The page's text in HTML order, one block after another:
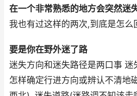
在一个非常熟悉的地方会突然迷
我也有过这样的两次,到底是怎么
要是你在野外迷了路
迷失方向和迷失路径是两口事 迷
怎样确定行进方向或辨认不清地